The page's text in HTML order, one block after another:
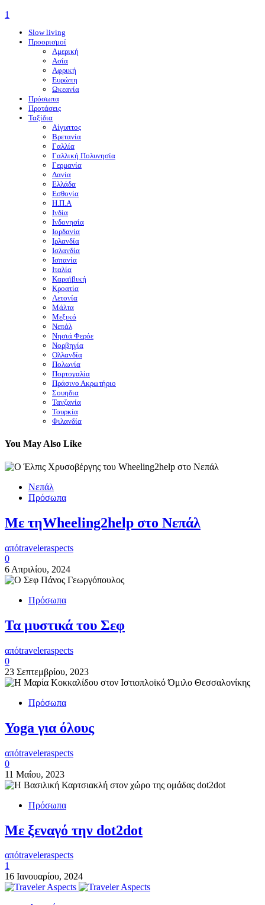
1
Slow living
Προορισμοί
Αμερική
Ασία
Αφρική
Ευρώπη
Ωκεανία
Πρόσωπα
Προτάσεις
Ταξίδια
Αίγυπτος
Βρετανία
Γαλλία
Γαλλική Πολυνησία
Γερμανία
Δανία
Ελλάδα
Εσθονία
Η.Π.Α
Ινδία
Ινδονησία
Ιορδανία
Ιρλανδία
Ισλανδία
Ισπανία
Ιταλία
Καραϊβική
Κροατία
Λετονία
Μάλτα
Μεξικό
Νεπάλ
Νησιά Φερόε
Νορβηγία
Ολλανδία
Πολωνία
Πορτογαλία
Πράσινο Ακρωτήριο
Σουηδια
Τανζανία
Τουρκία
Φιλανδία
You May Also Like
Νεπάλ
Πρόσωπα
Με τηWheeling2help στο Νεπάλ
απόtraveleraspects
0
6 Απριλίου, 2024
Πρόσωπα
Τα μυστικά του Σεφ
απόtraveleraspects
0
23 Σεπτεμβρίου, 2023
Πρόσωπα
Yoga για όλους
απόtraveleraspects
0
11 Μαΐου, 2023
Πρόσωπα
Με ξεναγό την dot2dot
απόtraveleraspects
1
16 Ιανουαρίου, 2024